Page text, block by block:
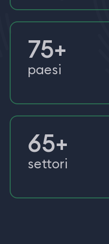
75+
paesi
65+
settori